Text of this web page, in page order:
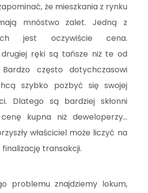
że mieszkania z rynku
mnóstwo zalet. Jedną z
jest oczywiście cena.
drugiej ręki są tańsze niż te od
często dotychczasowi
szybko pozbyć się swojej
Dlatego są bardziej skłonni
kupna niż deweloperzy...
właściciel może liczyć na
finalizację transakcji.
problemu znajdziemy lokum,